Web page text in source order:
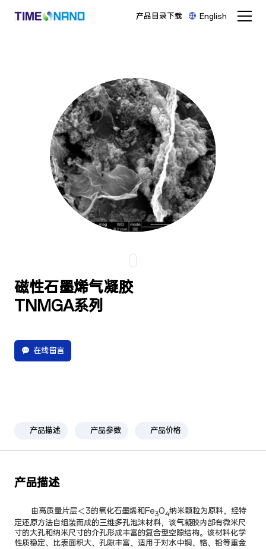
产品目录下载 English
磁性石墨烯气凝胶
TNMGA系列
在线留言
产品描述 产品参数 产品价格
产品描述
由高质量片层＜3的氧化石墨烯和Fe3O4纳米颗粒为原料，经特
定还原方法自组装而成的三维多孔泡沫材料，该气凝胶内部有微米尺
寸的大孔和纳米尺寸的介孔形成丰富的复合型空隙结构。该材料化学
性质稳定、比表面积大、孔隙丰富，适用于对水中铜、铬、铅等重金